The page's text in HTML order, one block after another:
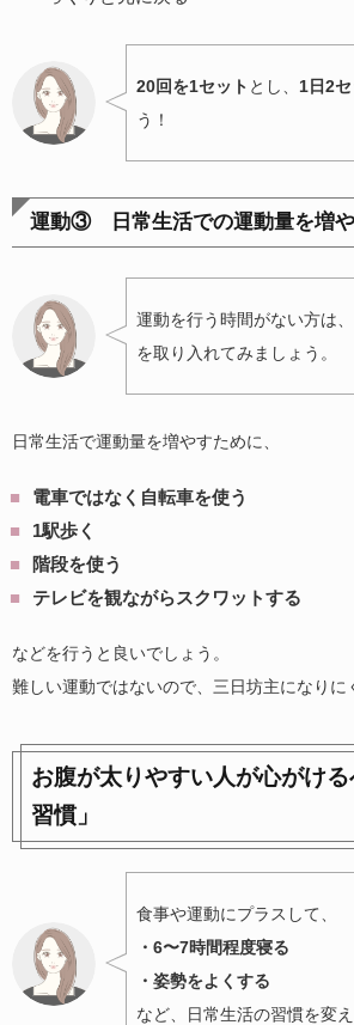
20回を1セット とし、 1日2セ
う！
運動③ 日常生活での運動量を増
運動を行う時間がない方は、
を取り入れてみましょう。
日常生活で運動量を増やすために、
電車ではなく自転車を使う
1駅歩く
階段を使う
テレビを観ながらスクワットする
などを行うと良いでしょう。
難しい運動ではないので、三日坊主になりに
お腹が太りやすい人が心がけ
習慣」
食事や運動にプラスして、
・6〜7時間程度寝る
・姿勢をよくする
など、日常生活の習慣を変え